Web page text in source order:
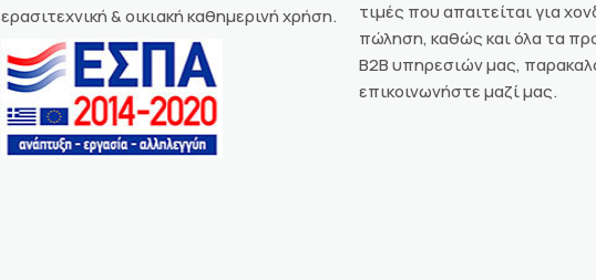
ερασιτεχνική & οικιακή καθημερινή χρήση.
τιμές που απαιτείται για
πώληση, καθώς και όλα τα
Β2Β υπηρεσιών μας,
επικοινωνήστε μαζί μας.